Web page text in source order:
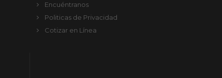
Encuéntranos
Politicas de Privacidad
Cotizar en Línea